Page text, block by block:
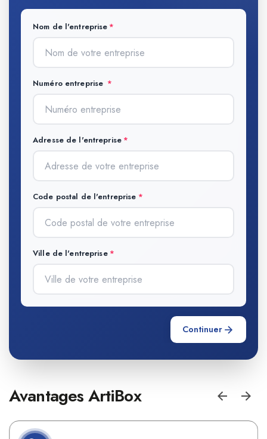
Nom de l'entreprise
Numéro entreprise
Adresse de l'entreprise
Code postal de l'entreprise
Ville de l'entreprise
Continuer
Avantages ArtiBox